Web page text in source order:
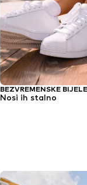
BEZVREMENSKE
Nosi ih stalno